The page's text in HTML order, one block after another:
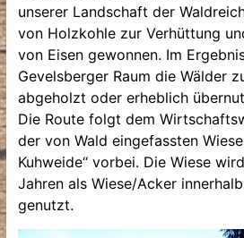
unserer Landschaft der
von Holzkohle zur Verhüttung
von Eisen gewonnen. Im
Gevelsberger Raum die Wälder
abgeholzt oder erheblich
Die Route folgt dem
der von Wald eingefassten
Kuhweide“ vorbei. Die Wiese
Jahren als Wiese/Acker
genutzt.